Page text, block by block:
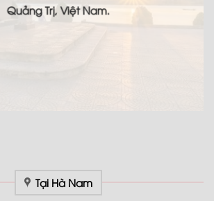
Quảng Trị, Việt Nam.
Tại Hà Nam